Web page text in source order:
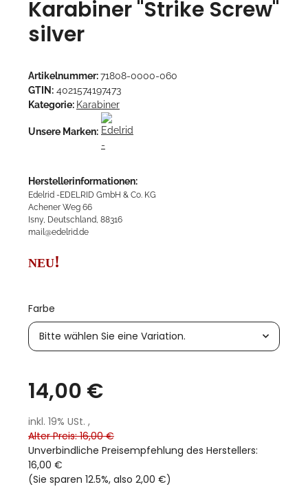
Karabiner "Strike Screw"
silver
Artikelnummer:71808-0000-060
GTIN: 4021574197473
Kategorie: Karabiner
Unsere Marken:
Herstellerinformationen:
Edelrid -EDELRID GmbH & Co. KG
Achener Weg 66
Isny, Deutschland, 88316
mail@edelrid.de
NEU!
Farbe
Bitte wählen Sie eine Variation.
14,00 €
inkl. 19% USt. ,
Alter Preis: 16,00 €
Unverbindliche Preisempfehlung des Herstellers:
16,00 €
(Sie sparen 12.5%, also 2,00 €)